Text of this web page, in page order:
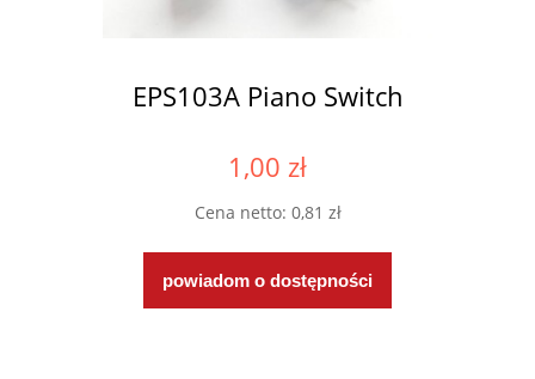
EPS103A Piano Switch
1,00 zł
Cena netto: 0,81 zł
powiadom o dostępności